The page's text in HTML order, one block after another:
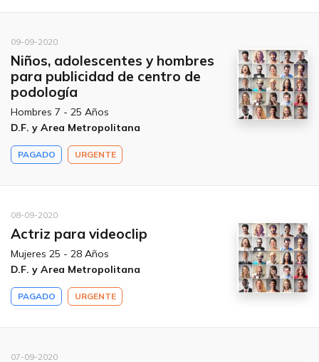
09-09-2020
Niños, adolescentes y hombres
para publicidad de centro de
podología
Hombres 7 - 25 Años
D.F. y Area Metropolitana
PAGADO URGENTE
08-09-2020
Actriz para videoclip
Mujeres 25 - 28 Años
D.F. y Area Metropolitana
PAGADO URGENTE
07-09-2020